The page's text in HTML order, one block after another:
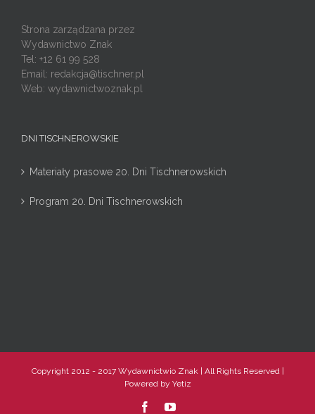
Strona zarządzana przez
Wydawnictwo Znak
Tel: +12 61 99 528
Email: redakcja@tischner.pl
Web: wydawnictwoznak.pl
DNI TISCHNEROWSKIE
Materiały prasowe 20. Dni Tischnerowskich
Program 20. Dni Tischnerowskich
Copyright 2012 - 2017 Wydawnictwio Znak | All Rights Reserved |
Powered by Yetiz
FacebookYouTube